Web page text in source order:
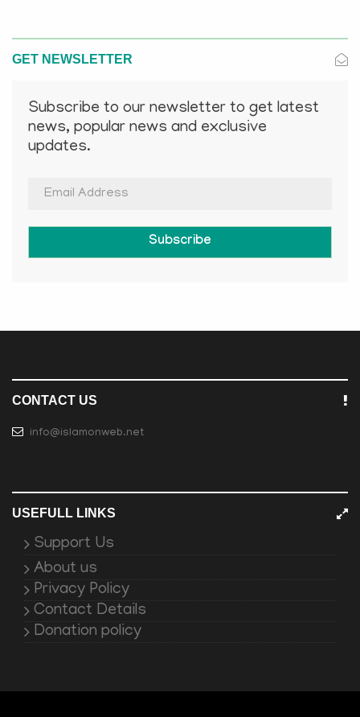
GET NEWSLETTER
Subscribe to our newsletter to get latest
news, popular news and exclusive
updates.
Subscribe
CONTACT US
info@islamonweb.net
USEFULL LINKS
Support Us
About us
Privacy Policy
Contact Details
Donation policy